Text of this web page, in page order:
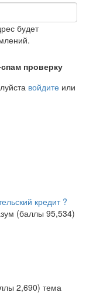
будет
войдите или
кредит ?
(баллы 95,534)
2,690) тема